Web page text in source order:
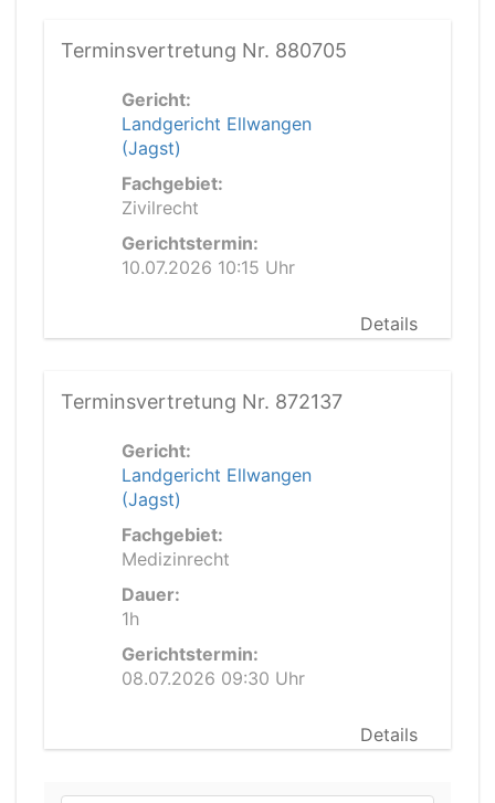
Terminsvertretung Nr. 880705
Gericht:
Landgericht Ellwangen
(Jagst)
Fachgebiet:
Zivilrecht
Gerichtstermin:
10.07.2026 10:15 Uhr
Details
Terminsvertretung Nr. 872137
Gericht:
Landgericht Ellwangen
(Jagst)
Fachgebiet:
Medizinrecht
Dauer:
1h
Gerichtstermin:
08.07.2026 09:30 Uhr
Details